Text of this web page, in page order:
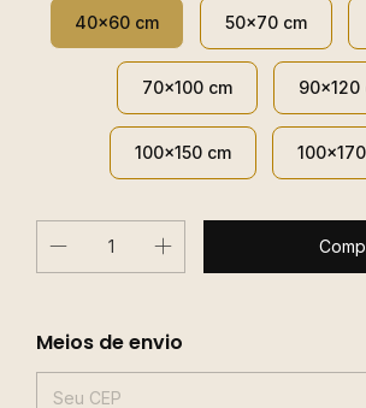
40x60 cm 50x70 cm
70x100 cm 90x120
100x150 cm
Entregas para o CEP:
Meios de envio